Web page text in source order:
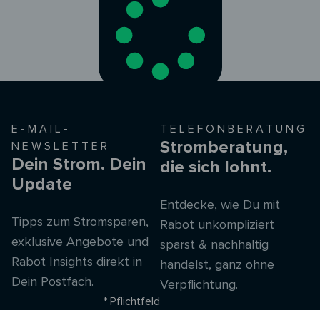
E-MAIL-
NEWSLETTER
Dein Strom. Dein
Update
Tipps zum Stromsparen,
exklusive Angebote und
Rabot Insights direkt in
Dein Postfach.
* Pflichtfeld
TELEFONBERATUNG
Stromberatung,
die sich lohnt.
Entdecke, wie Du mit
Rabot unkompliziert
sparst & nachhaltig
handelst, ganz ohne
Verpflichtung.